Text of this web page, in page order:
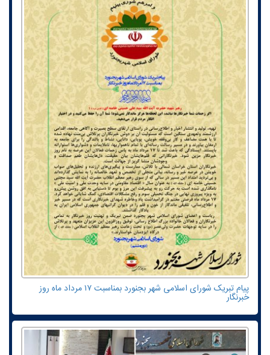
پیام تبریک شورای اسلامی شهر بجنورد بمناسبت ۱۷ مرداد ماه روز
خبرنگار